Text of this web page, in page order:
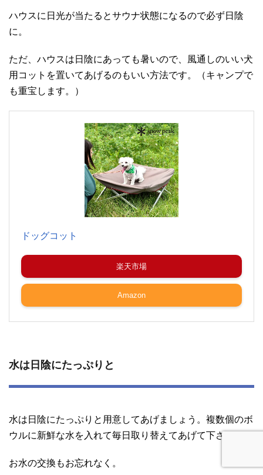
ハウスに日光が当たるとサウナ状態になるので必ず日陰
に。
ただ、ハウスは日陰にあっても暑いので、風通しのいい犬
用コットを置いてあげるのもいい方法です。（キャンプで
も重宝します。）
ドッグコット
楽天市場
Amazon
水は日陰にたっぷりと
水は日陰にたっぷりと用意してあげましょう。複数個のボ
ウルに新鮮な水を入れて毎日取り替えてあげて下さい。
お水の交換もお忘れなく。